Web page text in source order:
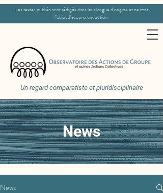
Un regard comparatiste et pluridisciplinaire
Les textes publiés sont rédigés dans leur langue d’origine et ne font
l’objet d’aucune traduction.
News
News